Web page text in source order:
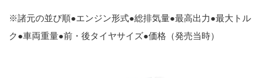
※諸元の並び順●エンジン形式●総排気量●最高出力●最大トル
ク●車両重量●前・後タイヤサイズ●価格（発売当時）